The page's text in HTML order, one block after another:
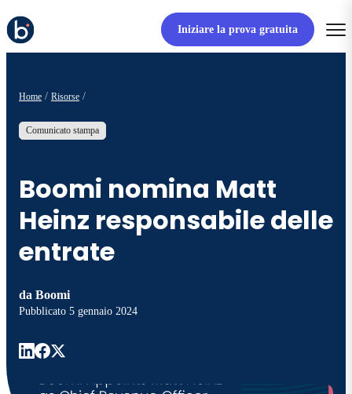
Iniziare la prova gratuita
Home Risorse
Comunicato stampa
Boomi nomina Matt
Heinz responsabile delle
entrate
da Boomi
Pubblicato 5 gennaio 2024